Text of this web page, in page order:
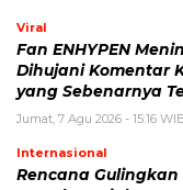
Cara Ikut Upacara
2026, Syarat dan
Selasa, 4 Agustus 2026 -
Sanghyeon ALPHA
Suara, WAKEONE